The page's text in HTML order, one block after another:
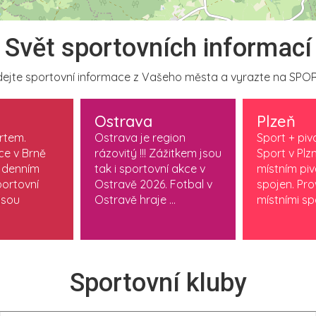
Svět sportovních informací
sportovní informace z Vašeho města a vyrazte na
v Brně
Ostrava
Ostrava je region
rázovitý !!! Zážitkem jsou
tak i sportovní akce v
Ostravě 2026. Fotbal v
Ostravě hraje ...
Plzeň
Sport +
Sport v
místním
spojen.
místními
Sportovní kluby